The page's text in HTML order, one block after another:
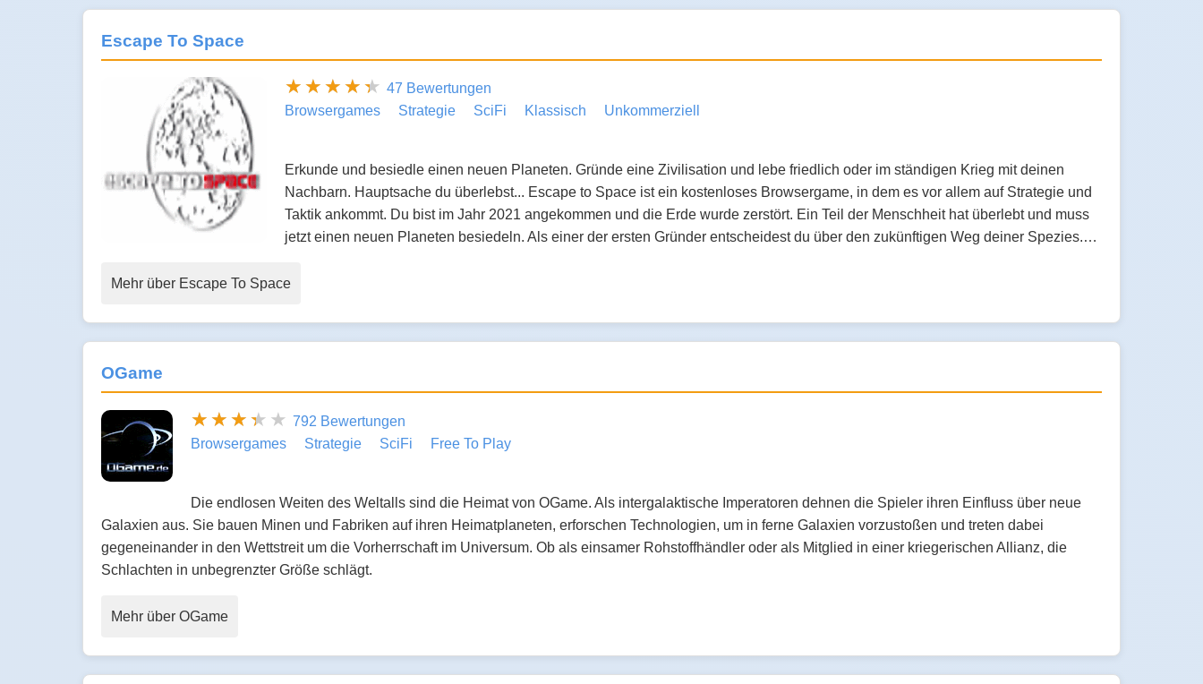
Escape To Space
47 Bewertungen
Browsergames
Strategie SciFi Klassisch Unkommerziell
Erkunde und besiedle einen neuen Planeten. Gründe eine Zivilisation und lebe friedlich oder im ständigen Krieg mit deinen
Nachbarn. Hauptsache du überlebst... Escape to Space ist ein kostenloses Browsergame, in dem es vor allem auf Strategie und
Taktik ankommt. Du bist im Jahr 2021 angekommen und die Erde wurde zerstört. Ein Teil der Menschheit hat überlebt und muss
jetzt einen neuen Planeten besiedeln. Als einer der ersten Gründer entscheidest du über den zukünftigen Weg deiner Spezies.…
Mehr über Escape To Space
OGame
792 Bewertungen
Browsergames
Strategie SciFi Free To Play
Die endlosen Weiten des Weltalls sind die Heimat von OGame. Als intergalaktische Imperatoren dehnen die Spieler ihren Einfluss über neue
Galaxien aus. Sie bauen Minen und Fabriken auf ihren Heimatplaneten, erforschen Technologien, um in ferne Galaxien vorzustoßen und treten dabei
gegeneinander in den Wettstreit um die Vorherrschaft im Universum. Ob als einsamer Rohstoffhändler oder als Mitglied in einer kriegerischen Allianz, die
Schlachten in unbegrenzter Größe schlägt.
Mehr über OGame